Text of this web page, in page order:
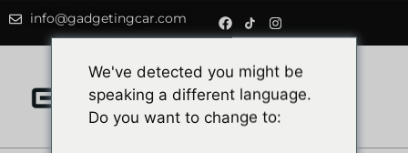
info@gadgetingcar.com
We've detected you might be
speaking a different language.
Do you want to change to: